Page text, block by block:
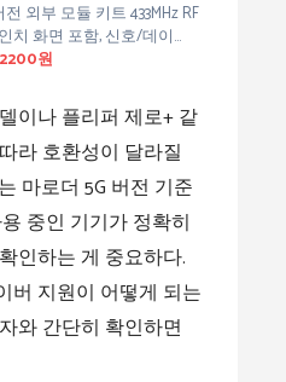
외부 모듈 키트 433MHz RF
인치 화면 포함, 신호/데이…
원
이나 플리퍼 제로+ 같
라 호환성이 달라질
마로더 5G 버전 기준
중인 기기가 정확히
인하는 게 중요하다.
버 지원이 어떻게 되는
와 간단히 확인하면